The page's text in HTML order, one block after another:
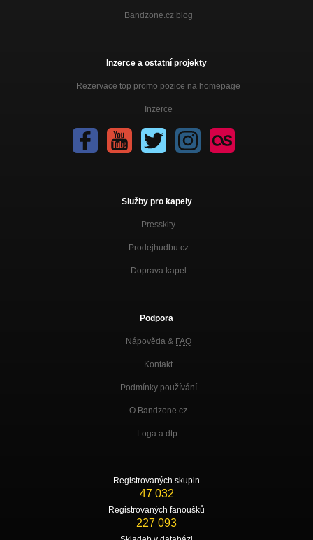
Bandzone.cz blog
Inzerce a ostatní projekty
Rezervace top promo pozice na homepage
Inzerce
Služby pro kapely
Presskity
Prodejhudbu.cz
Doprava kapel
Podpora
Nápověda & FAQ
Kontakt
Podmínky používání
O Bandzone.cz
Loga a dtp.
Registrovaných skupin
47 032
Registrovaných fanoušků
227 093